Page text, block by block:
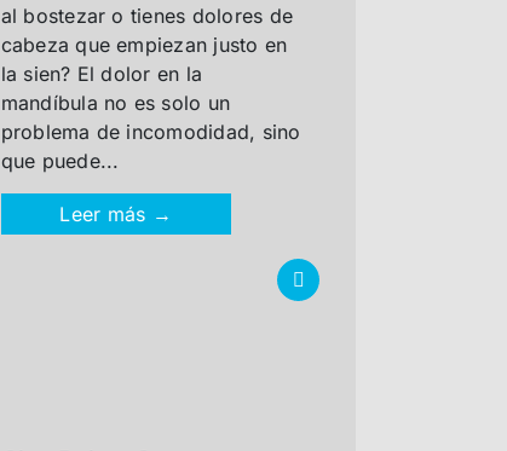
al bostezar o tienes dolores de
cabeza que empiezan justo en
la sien? El dolor en la
mandíbula no es solo un
problema de incomodidad, sino
que puede...
Leer más →